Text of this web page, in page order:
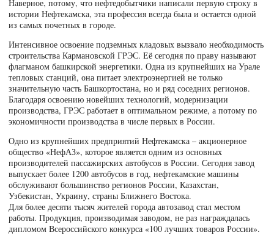
Наверное, потому, что нефтедобытчики написали первую строку в
истории Нефтекамска, эта профессия всегда была и остается одной
из самых почетных в городе.
Интенсивное освоение подземных кладовых вызвало необходимость
строительства Кармановской ГРЭС. Её сегодня по праву называют
флагманом башкирской энергетики. Одна из крупнейших на Урале
тепловых станций, она питает электроэнергией не только
значительную часть Башкортостана, но и ряд соседних регионов.
Благодаря освоению новейших технологий, модернизации
производства, ГРЭС работает в оптимальном режиме, а потому по
экономичности производства в числе первых в России.
Одно из крупнейших предприятий Нефтекамска – акционерное
общество «НефАЗ», которое является одним из основных
производителей пассажирских автобусов в России. Сегодня завод
выпускает более 1200 автобусов в год, нефтекамские машины
обслуживают большинство регионов России, Казахстан,
Узбекистан, Украину, страны Ближнего Востока.
Для более десяти тысяч жителей города автозавод стал местом
работы. Продукция, производимая заводом, не раз награждалась
дипломом Всероссийского конкурса «100 лучших товаров России».